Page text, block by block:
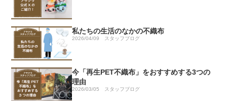
私たちの生活のなかの不織布
2026/04/09 スタッフブログ
今「再生PET不織布」をおすすめする3つの
理由
2026/03/05 スタッフブログ